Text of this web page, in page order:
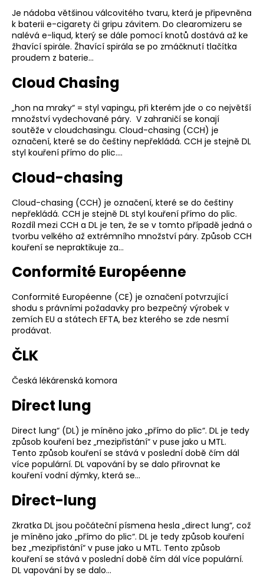
Je nádoba většinou válcovitého tvaru, která je připevněna
k baterii e-cigarety či gripu závitem. Do clearomizeru se
nalévá e-liqud, který se dále pomocí knotů dostává až ke
žhavící spirále. Žhavící spirála se po zmáčknutí tlačítka
proudem z baterie…
Cloud Chasing
„hon na mraky“ = styl vapingu, při kterém jde o co největší
množství vydechované páry. V zahraničí se konají
soutěže v cloudchasingu. Cloud-chasing (CCH) je
označení, které se do češtiny nepřekládá. CCH je stejně DL
styl kouření přímo do plic.…
Cloud-chasing
Cloud-chasing (CCH) je označení, které se do češtiny
nepřekládá. CCH je stejně DL styl kouření přímo do plic.
Rozdíl mezi CCH a DL je ten, že se v tomto případě jedná o
tvorbu velkého až extrémního množství páry. Způsob CCH
kouření se nepraktikuje za…
Conformité Européenne
Conformité Européenne (CE) je označení potvrzující
shodu s právními požadavky pro bezpečný výrobek v
zemích EU a státech EFTA, bez kterého se zde nesmí
prodávat.
ČLK
Česká lékárenská komora
Direct lung
Direct lung“ (DL) je míněno jako „přímo do plic“. DL je tedy
způsob kouření bez „mezipřistání“ v puse jako u MTL.
Tento způsob kouření se stává v poslední době čím dál
více populární. DL vapování by se dalo přirovnat ke
kouření vodní dýmky, která se…
Direct-lung
Zkratka DL jsou počáteční písmena hesla „direct lung“, což
je míněno jako „přímo do plic“. DL je tedy způsob kouření
bez „mezipřistání“ v puse jako u MTL. Tento způsob
kouření se stává v poslední době čím dál více populární.
DL vapování by se dalo…